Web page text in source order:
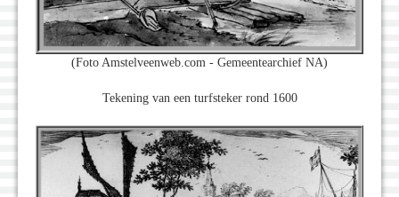
(Foto Amstelveenweb.com - Gemeentearchief NA)
Tekening van een turfsteker rond 1600